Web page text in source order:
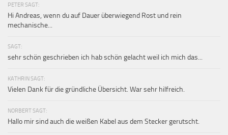
PETER SAGT:
Hi Andreas, wenn du auf Dauer überwiegend Rost und rein
mechanische...
SAGT:
sehr schön geschrieben ich hab schön gelacht weil ich mich das...
KATHRIN SAGT:
Vielen Dank für die gründliche Übersicht. War sehr hilfreich.
NORBERT SAGT:
Hallo mir sind auch die weißen Kabel aus dem Stecker gerutscht.